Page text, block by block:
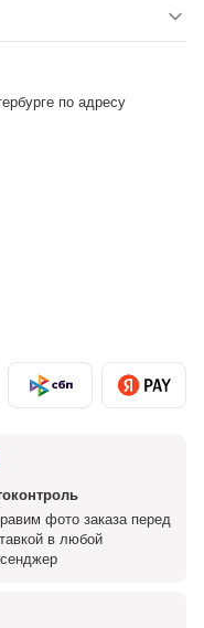
по адресу
фото заказа перед
в любой